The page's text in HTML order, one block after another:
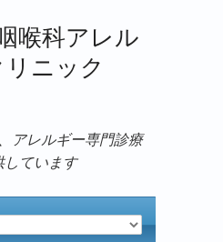
喉科アレル
ニック
アレルギー専門診療
しています